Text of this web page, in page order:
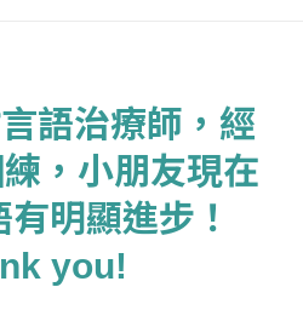
語治療師，經
，小朋友現在
明顯進步！
you!